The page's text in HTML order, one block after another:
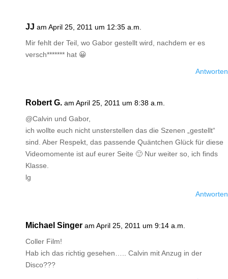
JJ am April 25, 2011 um 12:35 a.m.
Mir fehlt der Teil, wo Gabor gestellt wird, nachdem er es
versch******* hat 😀
Antworten
Robert G. am April 25, 2011 um 8:38 a.m.
@Calvin und Gabor,
ich wollte euch nicht unsterstellen das die Szenen „gestellt“
sind. Aber Respekt, das passende Quäntchen Glück für diese
Videomomente ist auf eurer Seite 🙂 Nur weiter so, ich finds
Klasse.
lg
Antworten
Michael Singer am April 25, 2011 um 9:14 a.m.
Coller Film!
Hab ich das richtig gesehen….. Calvin mit Anzug in der
Disco???